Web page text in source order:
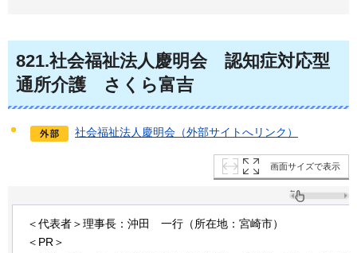
821.社会福祉法人慶明会 認知症対応型
通所介護
さ くら富吉
社会福祉法人慶明会（外部サイトへリンク）
画面サイズで表示
＜代表者＞理事長：沖田 一行（所在地：宮崎市）
＜PR＞